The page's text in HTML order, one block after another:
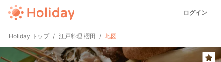
ログイン
Holiday トップ 江戸料理 櫻田 地図